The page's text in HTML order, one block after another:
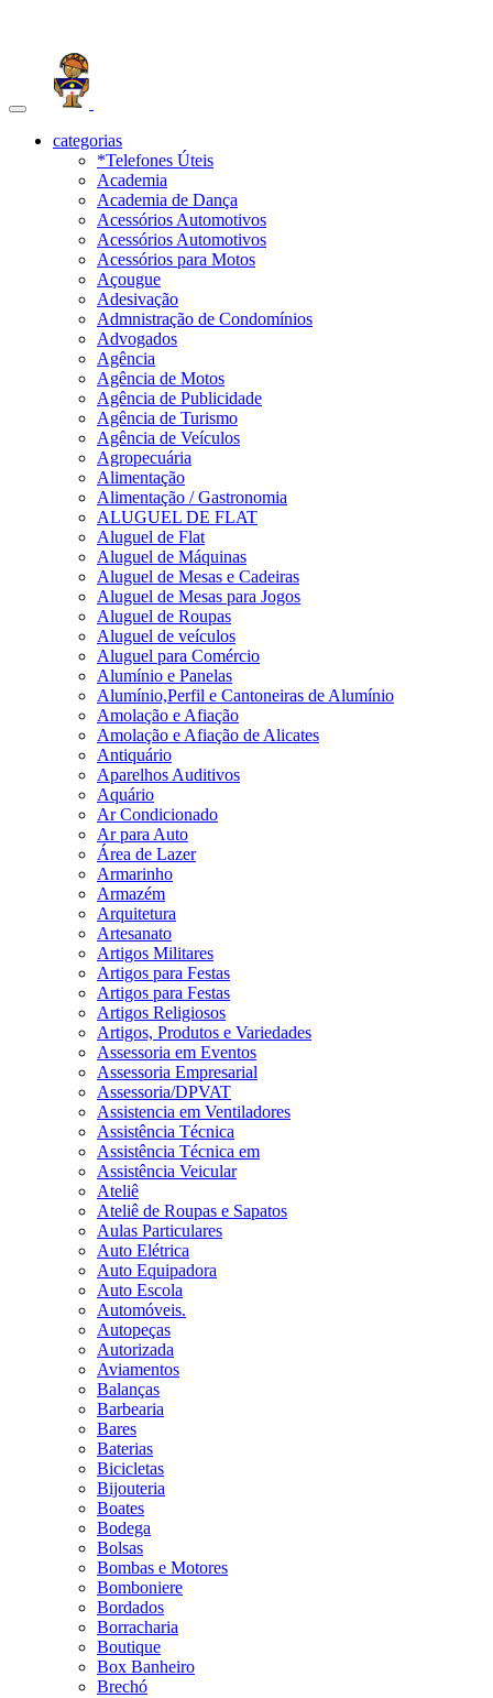
Toggle
navigationcategorias
*Telefones Úteis
Academia
Academia de Dança
Acessórios Automotivos
Acessórios Automotivos
Acessórios para Motos
Açougue
Adesivação
Admnistração de Condomínios
Advogados
Agência
Agência de Motos
Agência de Publicidade
Agência de Turismo
Agência de Veículos
Agropecuária
Alimentação
Alimentação / Gastronomia
ALUGUEL DE FLAT
Aluguel de Flat
Aluguel de Máquinas
Aluguel de Mesas e Cadeiras
Aluguel de Mesas para Jogos
Aluguel de Roupas
Aluguel de veículos
Aluguel para Comércio
Alumínio e Panelas
Alumínio,Perfil e Cantoneiras de Alumínio
Amolação e Afiação
Amolação e Afiação de Alicates
Antiquário
Aparelhos Auditivos
Aquário
Ar Condicionado
Ar para Auto
Área de Lazer
Armarinho
Armazém
Arquitetura
Artesanato
Artigos Militares
Artigos para Festas
Artigos para Festas
Artigos Religiosos
Artigos, Produtos e Variedades
Assessoria em Eventos
Assessoria Empresarial
Assessoria/DPVAT
Assistencia em Ventiladores
Assistência Técnica
Assistência Técnica em
Assistência Veicular
Ateliê
Ateliê de Roupas e Sapatos
Aulas Particulares
Auto Elétrica
Auto Equipadora
Auto Escola
Automóveis.
Autopeças
Autorizada
Aviamentos
Balanças
Barbearia
Bares
Baterias
Bicicletas
Bijouteria
Boates
Bodega
Bolsas
Bombas e Motores
Bomboniere
Bordados
Borracharia
Boutique
Box Banheiro
Brechó